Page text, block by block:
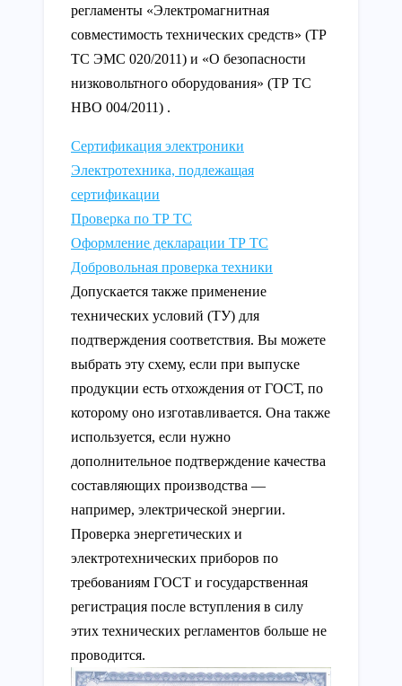
регламенты «Электромагнитная
совместимость технических средств» (ТР
ТС ЭМС 020/2011) и «О безопасности
низковольтного оборудования» (ТР ТС
НВО 004/2011) .
Сертификация электроники
Электротехника, подлежащая
сертификации
Проверка по ТР ТС
Оформление декларации ТР ТС
Добровольная проверка техники
Допускается также применение
технических условий (ТУ) для
подтверждения соответствия. Вы можете
выбрать эту схему, если при выпуске
продукции есть отхождения от ГОСТ, по
которому оно изготавливается. Она также
используется, если нужно
дополнительное подтверждение качества
составляющих производства —
например, электрической энергии.
Проверка энергетических и
электротехнических приборов по
требованиям ГОСТ и государственная
регистрация после вступления в силу
этих технических регламентов больше не
проводится.